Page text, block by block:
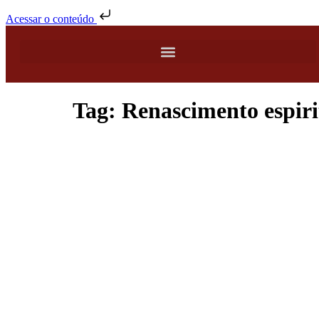
Acessar o conteúdo
Tag: Renascimento